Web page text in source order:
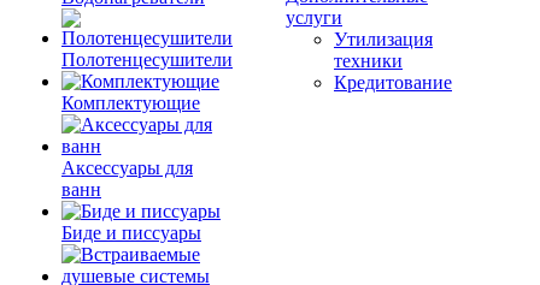
Полотенцесушители
Комплектующие
Аксессуары для
ванн
Биде и писсуары
услуги
Утилизация
техники
Кредитование